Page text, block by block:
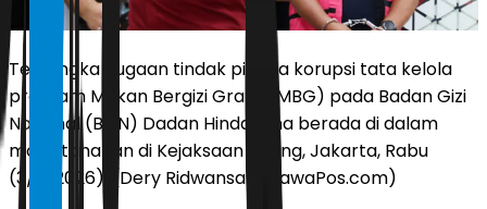
Tersangka dugaan tindak pidana korupsi tata kelola
program Makan Bergizi Gratis (MBG) pada Badan Gizi
Nasional (BGN) Dadan Hindayana berada di dalam
mobil tahanan di Kejaksaan Agung, Jakarta, Rabu
(3/6/2026). (Dery Ridwansah/ JawaPos.com)